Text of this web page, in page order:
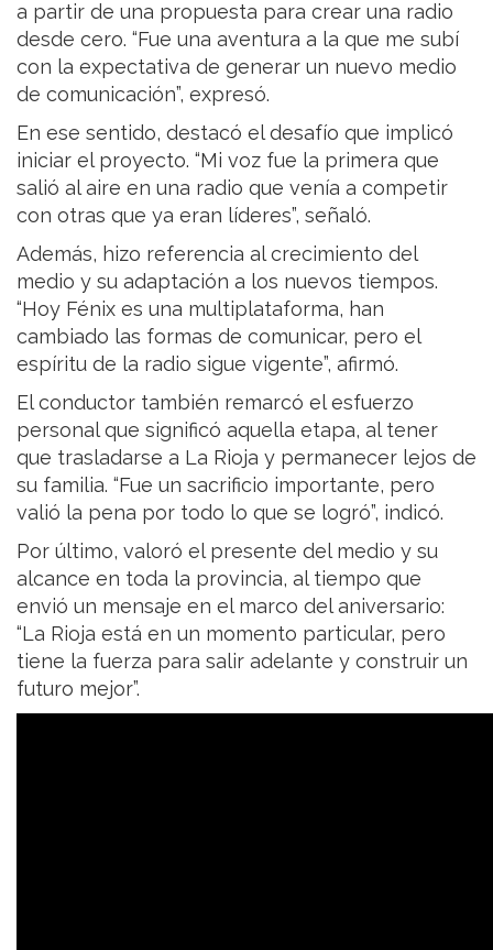
a partir de una propuesta para crear una radio
desde cero. “Fue una aventura a la que me subí
con la expectativa de generar un nuevo medio
de comunicación”, expresó.
En ese sentido, destacó el desafío que implicó
iniciar el proyecto. “Mi voz fue la primera que
salió al aire en una radio que venía a competir
con otras que ya eran líderes”, señaló.
Además, hizo referencia al crecimiento del
medio y su adaptación a los nuevos tiempos.
“Hoy Fénix es una multiplataforma, han
cambiado las formas de comunicar, pero el
espíritu de la radio sigue vigente”, afirmó.
El conductor también remarcó el esfuerzo
personal que significó aquella etapa, al tener
que trasladarse a La Rioja y permanecer lejos de
su familia. “Fue un sacrificio importante, pero
valió la pena por todo lo que se logró”, indicó.
Por último, valoró el presente del medio y su
alcance en toda la provincia, al tiempo que
envió un mensaje en el marco del aniversario:
“La Rioja está en un momento particular, pero
tiene la fuerza para salir adelante y construir un
futuro mejor”.